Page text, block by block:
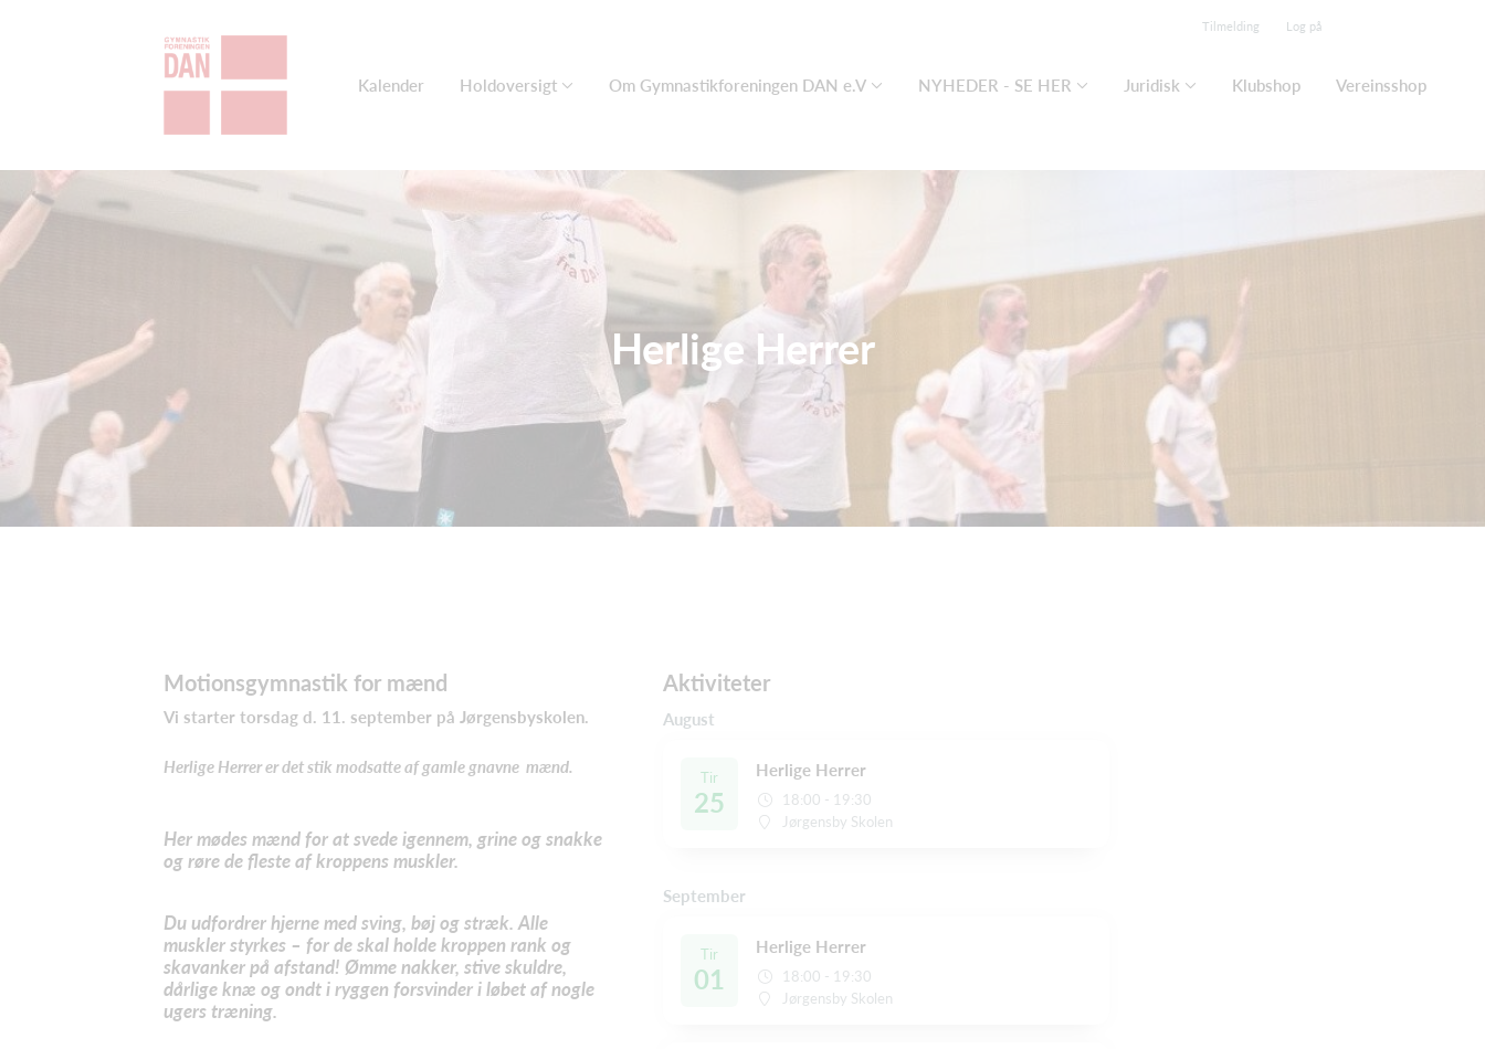
Tilmelding Log på
Kalender Holdoversigt Om Gymnastikforeningen DAN e.V NYHEDER - SE HER Juridisk Klubshop Vereinsshop
Herlige Herrer
Motionsgymnastik for mænd
Vi starter torsdag d. 11. september på Jørgensbyskolen.
Herlige Herrer er det stik modsatte af gamle gnavne mænd.
Her mødes mænd for at svede igennem, grine og snakke
og røre de fleste af kroppens muskler.
Du udfordrer hjerne med sving, bøj og stræk. Alle
muskler styrkes – for de skal holde kroppen rank og
skavanker på afstand! Ømme nakker, stive skuldre,
dårlige knæ og ondt i ryggen forsvinder i løbet af nogle
ugers træning.
Aktiviteter
August
Tir
25
Herlige Herrer
18:00 - 19:30
Jørgensby Skolen
September
Tir
01
Herlige Herrer
18:00 - 19:30
Jørgensby Skolen